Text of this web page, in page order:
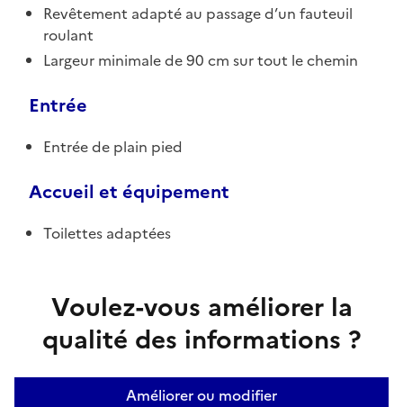
Revêtement adapté au passage d’un fauteuil
roulant
Largeur minimale de 90 cm sur tout le chemin
Entrée
Entrée de plain pied
Accueil et équipement
Toilettes adaptées
Voulez-vous améliorer la
qualité des informations ?
Améliorer ou modifier